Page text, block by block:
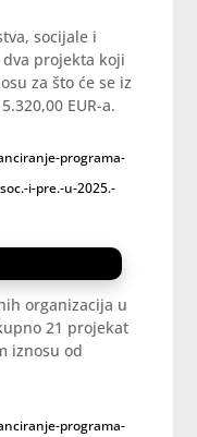
socijale i
projekta koji
za što će se iz
EUR-a.
programa-
i-pre.-u-2025.-
organizacija u
21 projekat
iznosu od
programa-